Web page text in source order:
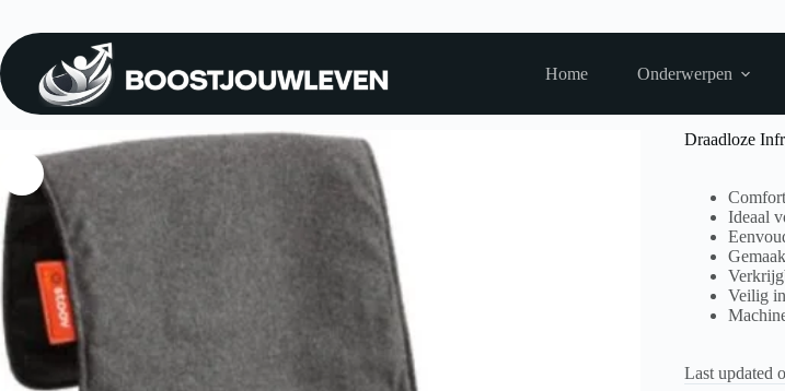
Koop product
Home Onderwerpen
Home Rust & Herstel Elektrische deken Draadloze Infrarood Warmtedeken Big Hug XL – Grijs 45×135
Draadloze
Ideaal
Veilig
Last updated